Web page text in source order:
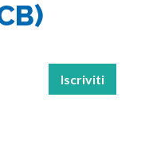
Iscriviti